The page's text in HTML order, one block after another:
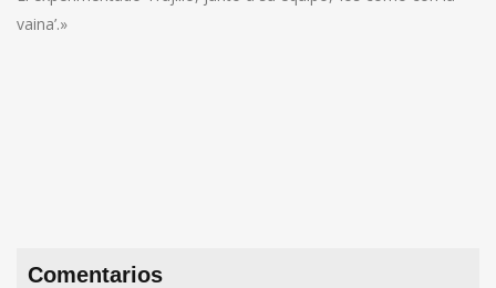
vaina’.»
Comentarios